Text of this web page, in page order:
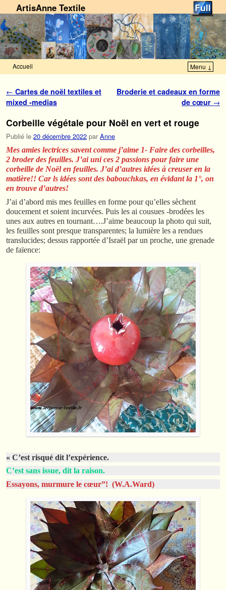
ArtisAnne Textile
Accueil Menu ↓
Navigation des articles
← Cartes de noël textiles et
mixed -medias
Broderie et cadeaux en forme
de cœur →
Corbeille végétale pour Noël en vert et rouge
Publié le 20 décembre 2022 par Anne
Mes amies lectrices savent comme j’aime 1- Faire des corbeilles,
2 broder des feuilles. J’ai uni ces 2 passions pour faire une
corbeille de Noël en feuilles. J’ai d’autres idées à creuser en la
matière!! Car ls idées sont des babouchkas, en évidant la 1°, on
en trouve d’autres!
J’ai d’abord mis mes feuilles en forme pour qu’elles sèchent
doucement et soient incurvées. Puis les ai cousues -brodées les
unes aux autres en tournant….J’aime beaucoup la photo qui suit,
les feuilles sont presque transparentes; la lumière les a rendues
translucides; dessus rapportée d’Israël par un proche, une grenade
de faïence:
« C’est risqué dit l’expérience.
C’est sans issue, dit la raison.
Essayons, murmure le cœur”! (W.A.Ward)